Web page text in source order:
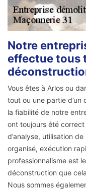
Notre
effectue tous
Vous êtes à Arlos ou
tout ou une partie
la fiabilité de notre
ont toujours été
d’analyse, utilisation
organisé, exécution
professionnalisme est
déconstruction que
Nous sommes